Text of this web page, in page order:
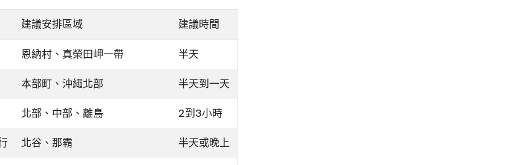
建議安排區域 建議時間
恩納村、真榮田岬一帶 半天
本部町、沖繩北部 半天到一天
北部、中部、離島 2到3小時
北谷、那霸 半天或晚上